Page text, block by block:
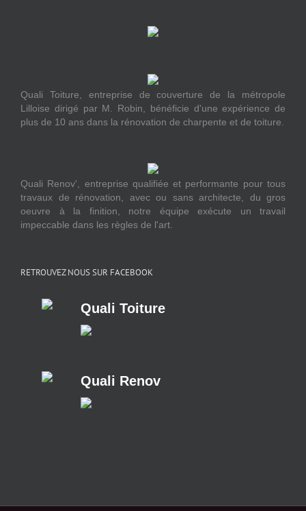
Quali Toiture, entreprise de couverture de la métropole
Lilloise dirigé par M. Robin, bénéficie d'une expérience de
plus de 10 ans dans la rénovation de charpente et de toiture.
Quali Renov', entreprise qualifiée et performante pour tous
travaux de rénovation, avec ou sans architecte, du gros
oeuvre à la finition, notre équipe exécute un travail
impeccable dans les règles de l'art.
RETROUVEZ NOUS SUR FACEBOOK
Quali Toiture
Quali Renov